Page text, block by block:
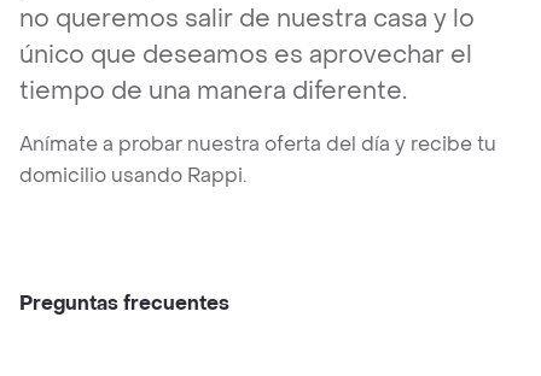
no queremos salir de nuestra casa y lo
único que deseamos es aprovechar el
tiempo de una manera diferente.
Anímate a probar nuestra oferta del día y recibe tu
domicilio usando Rappi.
Preguntas frecuentes